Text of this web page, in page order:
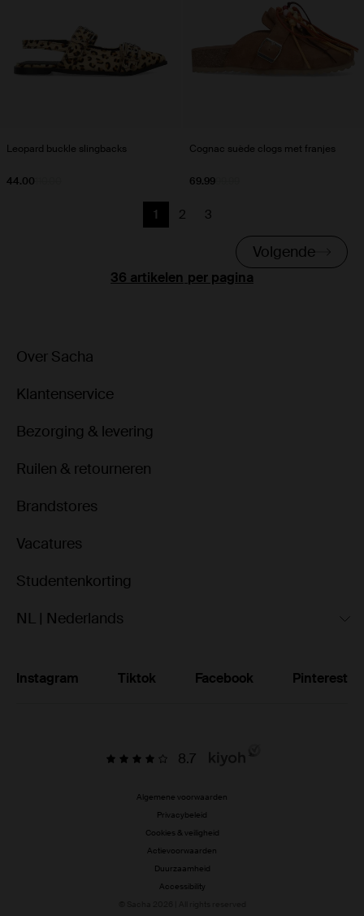
Leopard buckle slingbacks
44.00
Cognac suède clogs met franjes
69.99
per pagina
Huidige pagina
1
Vorige
2
Vorige
3
Volgende
Over Sacha
Klantenservice
Bezorging & levering
Ruilen & retourneren
Brandstores
Vacatures
Studentenkorting
NL | Nederlands
Instagram Tiktok Facebook Pinterest
8.7
Algemene voorwaarden
Privacybeleid
Cookies & veiligheid
Actievoorwaarden
Duurzaamheid
Accessibility